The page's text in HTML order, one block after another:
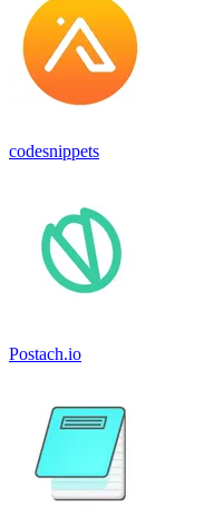
codesnippets
Postach.io